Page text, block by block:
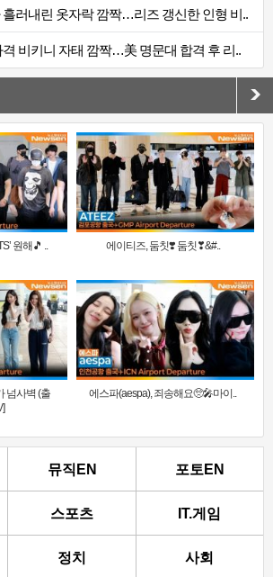
흘러내린 옷자락 깜짝…리즈 갱신한 인형 비..
격 비키니 자태 깜짝…美 명문대 합격 후 리..
원해🎵 .. 에이티즈, 둠칫❣️ 둠칫❣&#..
넘사벽 (출
에스파(aespa), 죄송해요🥺🎤마이..
뮤직EN 포토EN
스포츠 IT.게임
정치 사회